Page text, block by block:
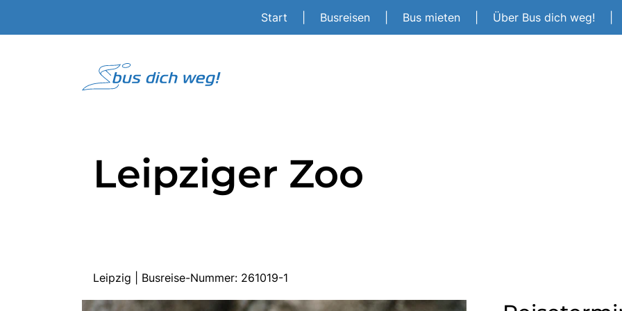
Start Busreisen Bus mieten Über Bus dich weg!
Leipziger Zoo
Leipzig | Busreise-Nummer: 261019-1